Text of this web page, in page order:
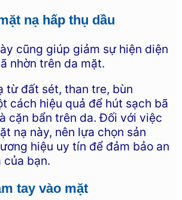
nạ hấp thụ dầu
cũng giúp giảm sự hiện diện
nhờn trên da mặt.
từ đất sét, than tre, bùn
cách hiệu quả để hút sạch bã
cặn bẩn trên da. Đối với việc
nạ này, nên lựa chọn sản
hiệu uy tín để đảm bảo an
của bạn.
tay vào mặt